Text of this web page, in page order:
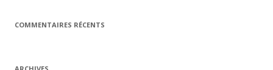
COMMENTAIRES RÉCENTS